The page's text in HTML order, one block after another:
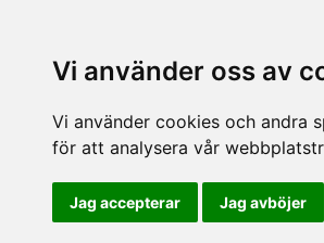
Vi använder oss av
Vi använder cookies och andra
för att analysera vår
Jag accepterar Jag avböjer